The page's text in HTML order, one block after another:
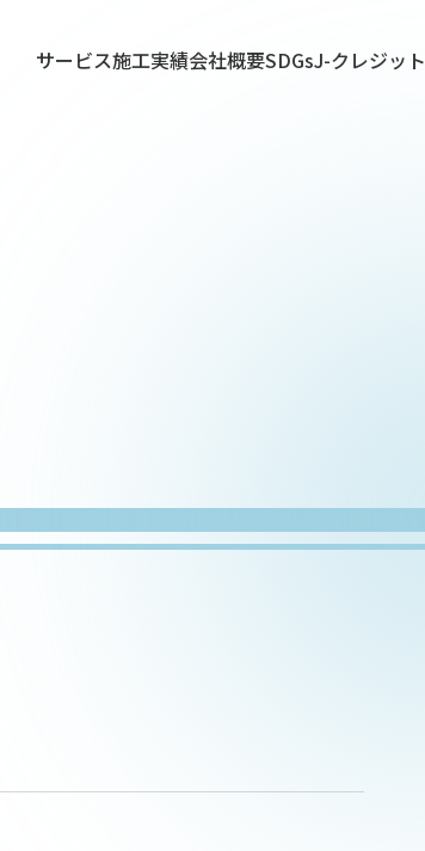
サービス施工実績会社概要SDGsJ-クレジット